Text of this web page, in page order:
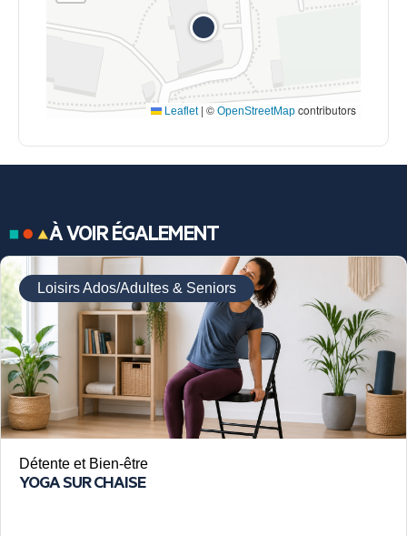
Leaflet | © OpenStreetMap contributors
À VOIR ÉGALEMENT
Loisirs Ados/Adultes & Seniors
Détente et Bien-être
YOGA SUR CHAISE